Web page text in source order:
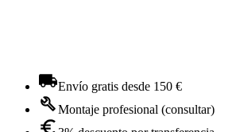
Envío gratis desde 150 €
Montaje profesional (consultar)